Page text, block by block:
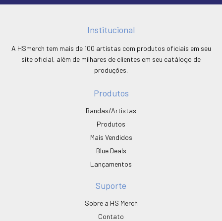
Institucional
A HSmerch tem mais de 100 artistas com produtos oficiais em seu
site oficial, além de milhares de clientes em seu catálogo de
produções.
Produtos
Bandas/Artistas
Produtos
Mais Vendidos
Blue Deals
Lançamentos
Suporte
Sobre a HS Merch
Contato